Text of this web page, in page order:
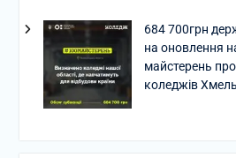
684 700грн
на оновлення
майстерень
коледжів